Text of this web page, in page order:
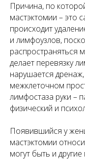
Причина, по
мастэктомии – это
происходит
и лимфоузлов,
распространяться
делает перевязку
нарушается
межклеточном
лимфостаза руки –
физический и
Появившийся у
мастэктомии
могут быть и